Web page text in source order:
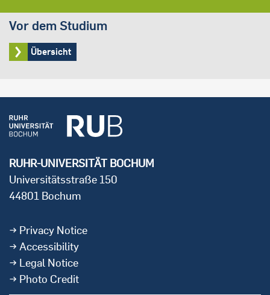
Vor dem Studium
Übersicht
RUHR-UNIVERSITÄT BOCHUM
Universitätsstraße 150
44801 Bochum
Privacy Notice
Accessibility
Legal Notice
Photo Credit